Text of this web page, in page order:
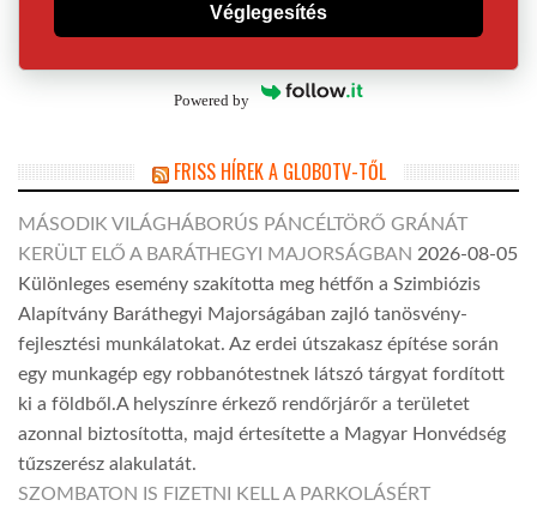
Véglegesítés
Powered by
FRISS HÍREK A GLOBOTV-TŐL
MÁSODIK VILÁGHÁBORÚS PÁNCÉLTÖRŐ GRÁNÁT
KERÜLT ELŐ A BARÁTHEGYI MAJORSÁGBAN 2026-08-05
Különleges esemény szakította meg hétfőn a Szimbiózis
Alapítvány Baráthegyi Majorságában zajló tanösvény-
fejlesztési munkálatokat. Az erdei útszakasz építése során
egy munkagép egy robbanótestnek látszó tárgyat fordított
ki a földből.A helyszínre érkező rendőrjárőr a területet
azonnal biztosította, majd értesítette a Magyar Honvédség
tűzszerész alakulatát.
SZOMBATON IS FIZETNI KELL A PARKOLÁSÉRT